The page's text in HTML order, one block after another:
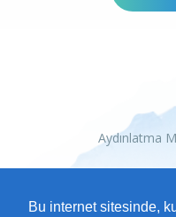
Bu internet sitesinde,
Aydınlatma